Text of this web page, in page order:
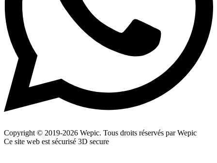
Copyright © 2019-2026 Wepic. Tous droits réservés par Wepic
Ce site web est sécurisé 3D secure